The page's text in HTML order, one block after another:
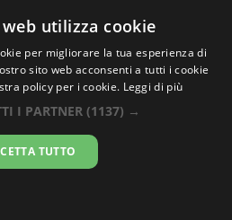
.co
Shijiazhuang
utilizza cookie
per migliorare la tua esperienza di
sito web acconsenti a tutti i cookie
policy per i cookie. Leggi di più
I PARTNER (1137) →
TUTTO